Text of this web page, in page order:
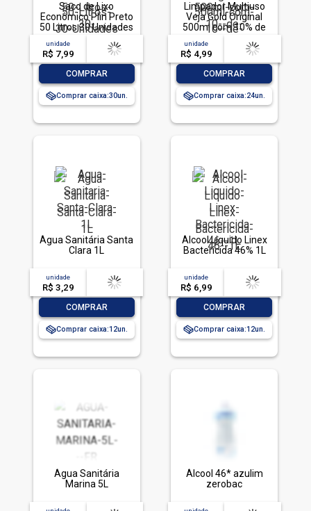
Saco de Lixo
Econômico Plin Preto
50 Litros 30 Unidades
unidade
R$ 7,99
acima de
-- --,--un.
COMPRAR
Comprar caixa:30
Limpador Multiuso
Veja Gold Original
500ml com 10% de
Desconto
unidade
R$ 4,99
acima de
-- --,--un.
COMPRAR
Comprar caixa:24
Água Sanitária Santa
Clara 1L
unidade
R$ 3,29
acima de
-- --,--un.
COMPRAR
Comprar caixa:12
Álcool Liquido Linex
Bactericida 46% 1L
unidade
R$ 6,99
acima de
-- --,--un.
COMPRAR
Comprar caixa:12
Água Sanitária
Marina 5L
Álcool 46* azulim
zerobac